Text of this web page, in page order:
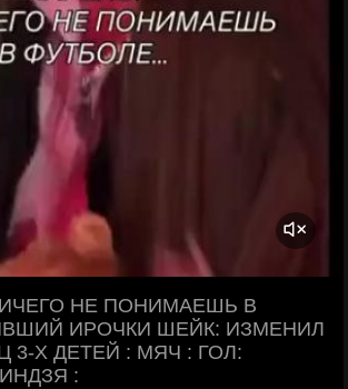
НЕ ПОНИМАЕШЬ В
ИРОЧКИ ШЕЙК: ИЗМЕНИЛ
3-Х ДЕТЕЙ : МЯЧ : ГОЛ:
: